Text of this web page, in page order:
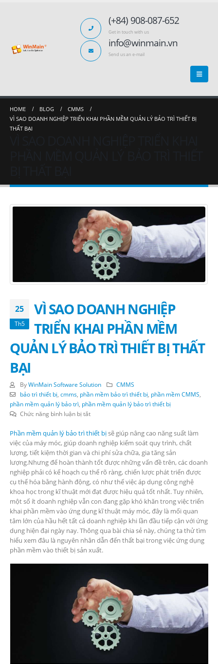
(+84) 908-087-652
Get in touch with us
info@winmain.vn
Send us an e-mail
HOME BLOG
CMMS
VÌ SAO DOANH NGHIỆP TRIỂN KHAI PHẦN MỀM QUẢN LÝ BẢO TRÌ THIẾT BỊ
THẤT BẠI
25
Th5
VÌ SAO DOANH NGHIỆP
TRIỂN KHAI PHẦN MỀM
QUẢN LÝ BẢO TRÌ THIẾT BỊ THẤT
BẠI
By WinMain Software Solution
CMMS
bảo trì thiết bị cmms, phần mềm bảo trì thiết bị phần mềm CMMS
phần mềm quản lý bảo trì phần mềm quản lý bảo trì thiết bị
Chức năng bình luận bị tắtở
SAO
DOANH
NGHIỆP
TRIỂN
KHAI
PHẦN
MỀM
QUẢN
LÝ
BẢO
TRÌ
THIẾT
BỊ
Phần mềm quản lý bảo trì thiết bịsẽ giúp nâng cao năng suất làm
việc của máy móc, giúp doanh nghiệp kiểm soát quy trình, chất
lượng, tiết kiệm thời gian và chi phí sửa chữa, gia tăng sản
lượng.Nhưng để hoàn thành tốt được những vấn đề trên, các doanh
nghiệp phải có kế hoạch cụ thể rõ ràng, chiến lược phát triển được
cụ thể hóa bằng hành động, có như thế việc áp dụng công nghệ
khoa học trong kĩ thuật mới đạt được hiệu quả tốt nhất. Tuy nhiên,
một số ít doanh nghiệp vẫn con đang gặp khó khăn trong việc triển
khai phần mềm vào ứng dụng kĩ thuật máy móc, đây là mối quan
tâm lớn của hầu hết tất cả doanh nghiệp khi lần đầu tiếp cận với ứng
dụng hiện đại ngày nay. Thông qua bài chia sẻ này, chúng ta thử tìm
hiểu xem đâu là nguyên nhân dẫn đến thất bại trong việc ứng dụng
phần mềm vào thiết bị sản xuất.